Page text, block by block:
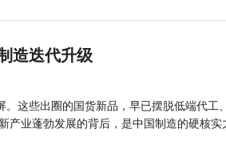
造迭代升级
。这些出圈的国货新品，早已摆脱低端代
产业蓬勃发展的背后，是中国制造的硬核实